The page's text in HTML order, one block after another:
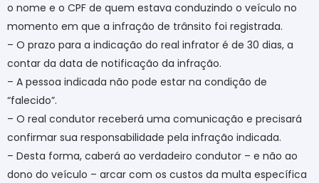
o nome e o CPF de quem estava conduzindo o veículo no
momento em que a infração de trânsito foi registrada.
– O prazo para a indicação do real infrator é de 30 dias, a
contar da data de notificação da infração.
– A pessoa indicada não pode estar na condição de
“falecido”.
– O real condutor receberá uma comunicação e precisará
confirmar sua responsabilidade pela infração indicada.
– Desta forma, caberá ao verdadeiro condutor – e não ao
dono do veículo – arcar com os custos da multa específica